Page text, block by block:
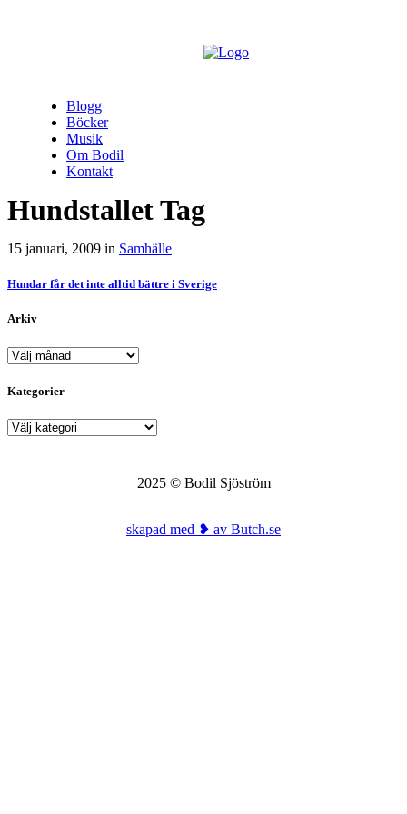
Blogg
Böcker
Musik
Om Bodil
Kontakt
Hundstallet Tag
15 januari, 2009 in Samhälle
Hundar får det inte alltid bättre i Sverige
Arkiv
Arkiv
Kategorier
Kategorier
2025 © Bodil Sjöström
skapad med ❥ av Butch.se